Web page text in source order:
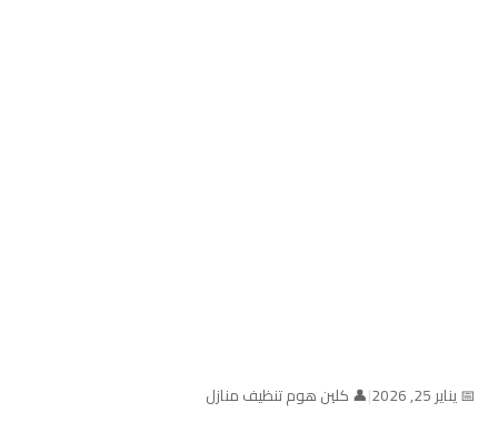
📅 يناير 25, 2026 |👤 كلين هوم تنظيف منازل